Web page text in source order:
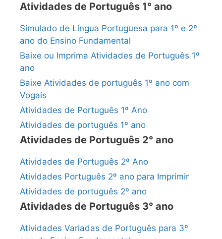
Atividades de Português 1° ano
Simulado de Língua Portuguesa para 1º e 2º
ano do Ensino Fundamental
Baixe ou Imprima Atividades de Português 1º
ano
Baixe Atividades de português 1º ano com
Vogais
Atividades de Português 1º Ano
Atividades de português 1º ano
Atividades de Português 2° ano
Atividades de Português 2º Ano
Atividades Português 2º ano para Imprimir
Atividades de português 2º ano
Atividades de Português 3° ano
Atividades Variadas de Português para 3º